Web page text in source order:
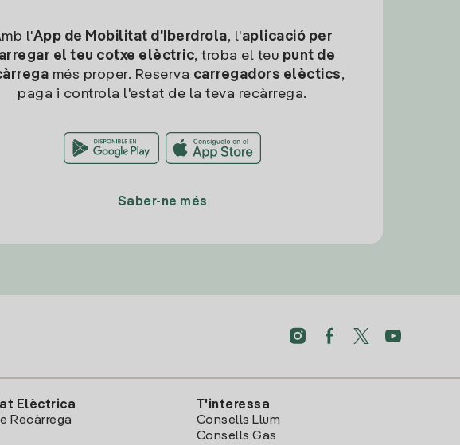
l'App de Mobilitat d'Iberdrola, l'aplicació per
el teu cotxe elèctric, troba el teu punt de
més proper. Reserva carregadors elèctics,
paga i controla l'estat de la teva recàrrega.
Saber-ne més
Elèctrica
Recàrrega
T'interessa
Consells Llum
Consells Gas